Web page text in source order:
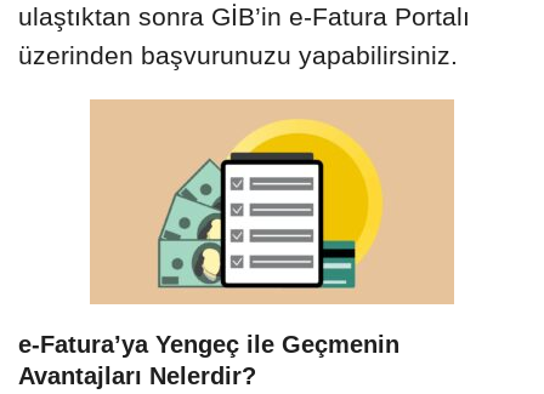
ulaştıktan sonra GİB’in e-Fatura Portalı
üzerinden başvurunuzu yapabilirsiniz.
e-Fatura’ya Yengeç ile Geçmenin
Avantajları Nelerdir?